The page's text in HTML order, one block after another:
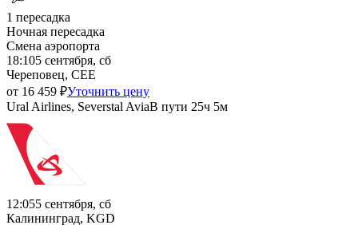
1 пересадка
Ночная пересадка
Смена аэропорта
18:105 сентября, сб
Череповец, CEE
от 16 459 ₽Уточнить цену
Ural Airlines, Severstal AviaВ пути 25ч 5м
12:055 сентября, сб
Калининград, KGD